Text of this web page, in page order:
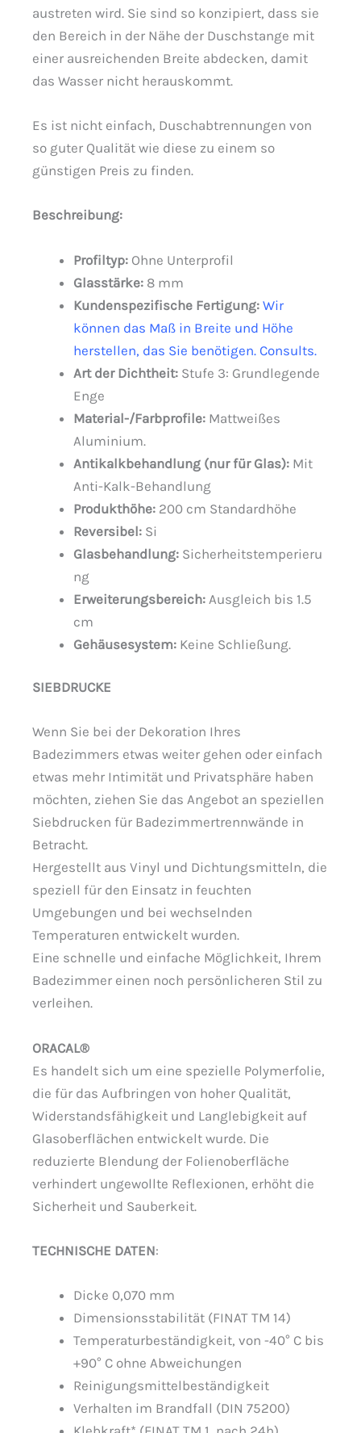
austreten wird. Sie sind so konzipiert, dass sie
den Bereich in der Nähe der Duschstange mit
einer ausreichenden Breite abdecken, damit
das Wasser nicht herauskommt.
Es ist nicht einfach, Duschabtrennungen von
so guter Qualität wie diese zu einem so
günstigen Preis zu finden.
Beschreibung:
Profiltyp: Ohne Unterprofil
Glasstärke: 8 mm
Kundenspezifische Fertigung: Wir
können das Maß in Breite und Höhe
herstellen, das Sie benötigen. Consults.
Art der Dichtheit: Stufe 3: Grundlegende
Enge
Material-/Farbprofile: Mattweißes
Aluminium.
Antikalkbehandlung (nur für Glas): Mit
Anti-Kalk-Behandlung
Produkthöhe: 200 cm Standardhöhe
Reversibel: Si
Glasbehandlung: Sicherheitstemperieru
ng
Erweiterungsbereich: Ausgleich bis 1.5
cm
Gehäusesystem: Keine Schließung.
SIEBDRUCKE
Wenn Sie bei der Dekoration Ihres
Badezimmers etwas weiter gehen oder einfach
etwas mehr Intimität und Privatsphäre haben
möchten, ziehen Sie das Angebot an speziellen
Siebdrucken für Badezimmertrennwände in
Betracht.
Hergestellt aus Vinyl und Dichtungsmitteln, die
speziell für den Einsatz in feuchten
Umgebungen und bei wechselnden
Temperaturen entwickelt wurden.
Eine schnelle und einfache Möglichkeit, Ihrem
Badezimmer einen noch persönlicheren Stil zu
verleihen.
ORACAL®
Es handelt sich um eine spezielle Polymerfolie,
die für das Aufbringen von hoher Qualität,
Widerstandsfähigkeit und Langlebigkeit auf
Glasoberflächen entwickelt wurde. Die
reduzierte Blendung der Folienoberfläche
verhindert ungewollte Reflexionen, erhöht die
Sicherheit und Sauberkeit.
TECHNISCHE DATEN:
Dicke 0,070 mm
Dimensionsstabilität (FINAT TM 14)
Temperaturbeständigkeit, von -40° C bis
+90° C ohne Abweichungen
Reinigungsmittelbeständigkeit
Verhalten im Brandfall (DIN 75200)